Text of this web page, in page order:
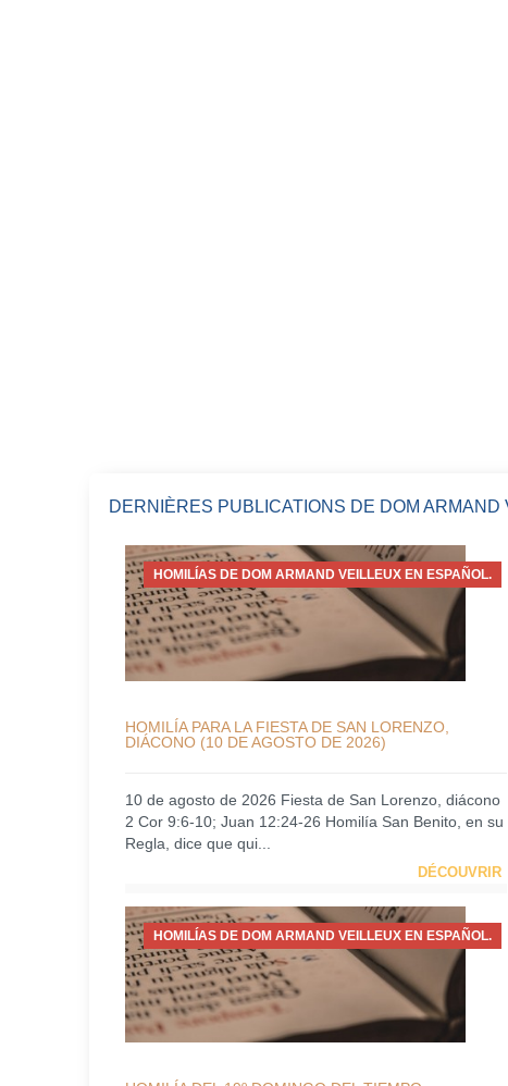
DERNIÈRES PUBLICATIONS DE DOM ARMAND
HOMILÍAS DE DOM ARMAND VEILLEUX EN ESPAÑOL.
HOMILÍA PARA LA FIESTA DE SAN LORENZO,
DIÁCONO (10 DE AGOSTO DE 2026)
10 de agosto de 2026 Fiesta de San Lorenzo, diácono
2 Cor 9:6-10; Juan 12:24-26 Homilía San Benito, en su
Regla, dice que qui...
DÉCOUVRIR
HOMILÍAS DE DOM ARMAND VEILLEUX EN ESPAÑOL.